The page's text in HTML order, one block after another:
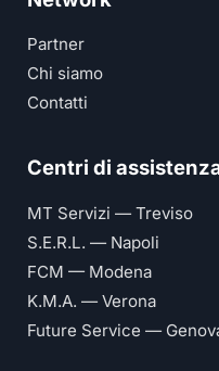
Partner
Chi siamo
Contatti
Centri di
MT Servizi — Treviso
S.E.R.L. — Napoli
FCM — Modena
K.M.A. — Verona
Future Service —